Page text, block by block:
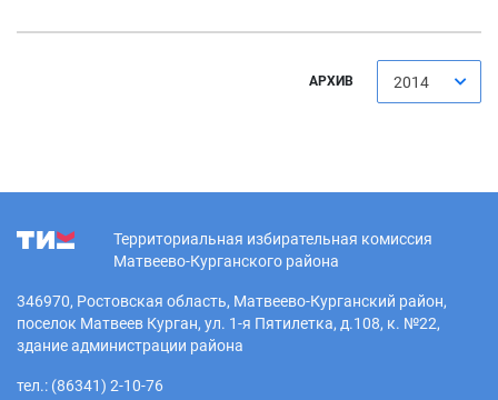
АРХИВ 2014
Территориальная избирательная комиссия
Матвеево-Курганского района
346970, Ростовская область, Матвеево-Курганский район,
поселок Матвеев Курган, ул. 1-я Пятилетка, д.108, к. №22,
здание администрации района
тел.: (86341) 2-10-76